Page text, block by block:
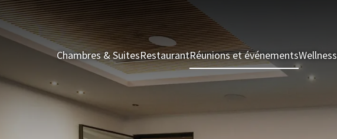
Chambres & SuitesRestaurantRéunions et événementsWellness